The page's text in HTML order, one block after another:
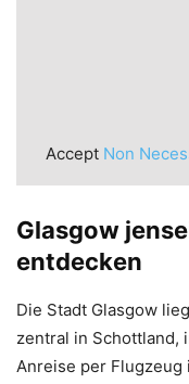
Accept Non
Glasgow
entdecken
Die Stadt Glasgow
zentral in Schottland,
Anreise per